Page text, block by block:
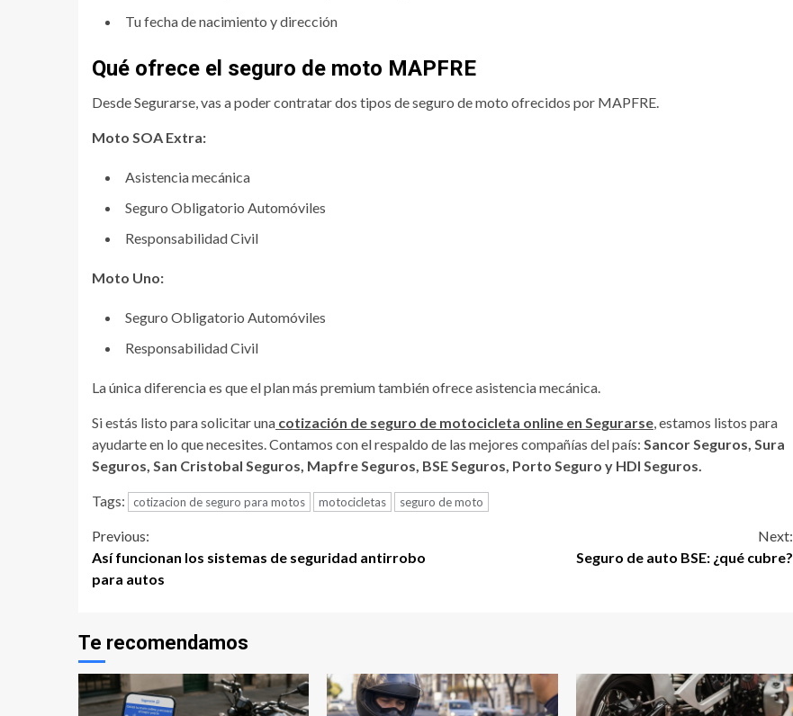
Tu fecha de nacimiento y dirección
Qué ofrece el seguro de moto MAPFRE
Desde Segurarse, vas a poder contratar dos tipos de seguro de moto ofrecidos por MAPFRE.
Moto SOA Extra:
Asistencia mecánica
Seguro Obligatorio Automóviles
Responsabilidad Civil
Moto Uno:
Seguro Obligatorio Automóviles
Responsabilidad Civil
La única diferencia es que el plan más premium también ofrece asistencia mecánica.
Si estás listo para solicitar una cotización de seguro de motocicleta online en Segurarse, estamos listos para
ayudarte en lo que necesites. Contamos con el respaldo de las mejores compañías del país: Sancor Seguros, Sura
Seguros, San Cristobal Seguros, Mapfre Seguros, BSE Seguros, Porto Seguro y HDI Seguros.
Tags: cotizacion de seguro para motos motocicletas seguro de moto
Continue
Reading
Previous:
Así funcionan los sistemas de seguridad antirrobo
para autos
Next:
Seguro de auto BSE: ¿qué cubre?
Te recomendamos